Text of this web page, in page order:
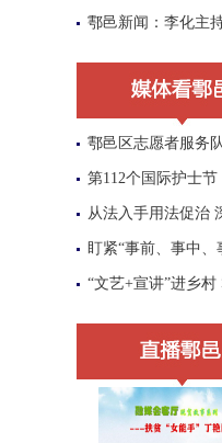
鄠邑新闻：李化主
鄠邑区志愿者服务
第112个国际护士节
从法入手用法促治
盯紧“事前、事中、
“文艺+宣讲”进乡